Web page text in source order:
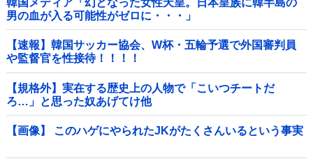
男の血が入る可能性がゼロに・・・」
【速報】韓国サッカー協会、W杯・五輪予選で外国審判員
や監督官を性接待！！！！
【規格外】実在する歴史上の人物で「こいつチートだ
ろ…」と思った奴あげてけ他
【画像】 このハゲにやられたJKがたくさんいるという事実